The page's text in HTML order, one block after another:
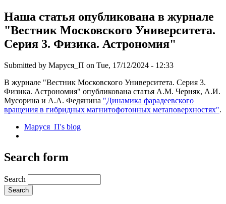
Наша статья опубликована в журнале
"Вестник Московского Университета.
Серия 3. Физика. Астрономия"
Submitted by Маруся_П on Tue, 17/12/2024 - 12:33
В журнале "Вестник Московского Университета. Серия 3.
Физика. Астрономия" опубликована статья А.М. Черняк, А.И.
Мусорина и А.А. Федянина "Динамика фарадеевского
вращения в гибридных магнитофотонных метаповерхностях".
Маруся_П's blog
Search form
Search